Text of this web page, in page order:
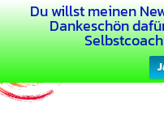
Du willst meinen
Dankeschön
Dein Buntes